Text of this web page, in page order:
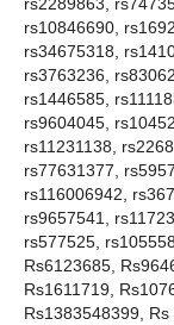
rs10846690,
rs34675318,
rs3763236,
rs1446585,
rs9604045,
rs11231138,
rs77631377,
rs116006942,
rs9657541,
rs577525,
Rs6123685,
Rs1611719,
Rs1383548399,